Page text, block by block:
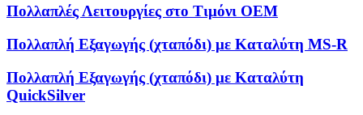
Πολλαπλές Λειτουργίες στο Τιμόνι OEM
Πολλαπλή Εξαγωγής (χταπόδι) με Καταλύτη MS-R
Πολλαπλή Εξαγωγής (χταπόδι) με Καταλύτη
QuickSilver